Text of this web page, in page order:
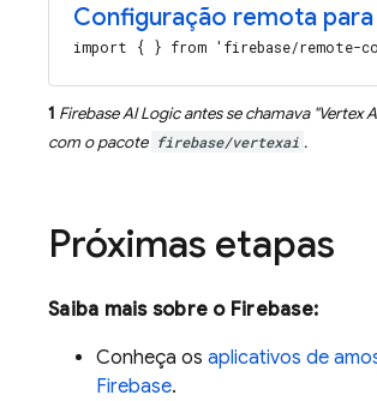
Configuração remota para
import { } from 'firebase/remote-
1 Firebase AI Logicantes se chamava "Vertex
com o pacote firebase/vertexai .
Próximas etapas
Saiba mais sobre o Firebase:
Conheça os aplicativos de
Firebase.